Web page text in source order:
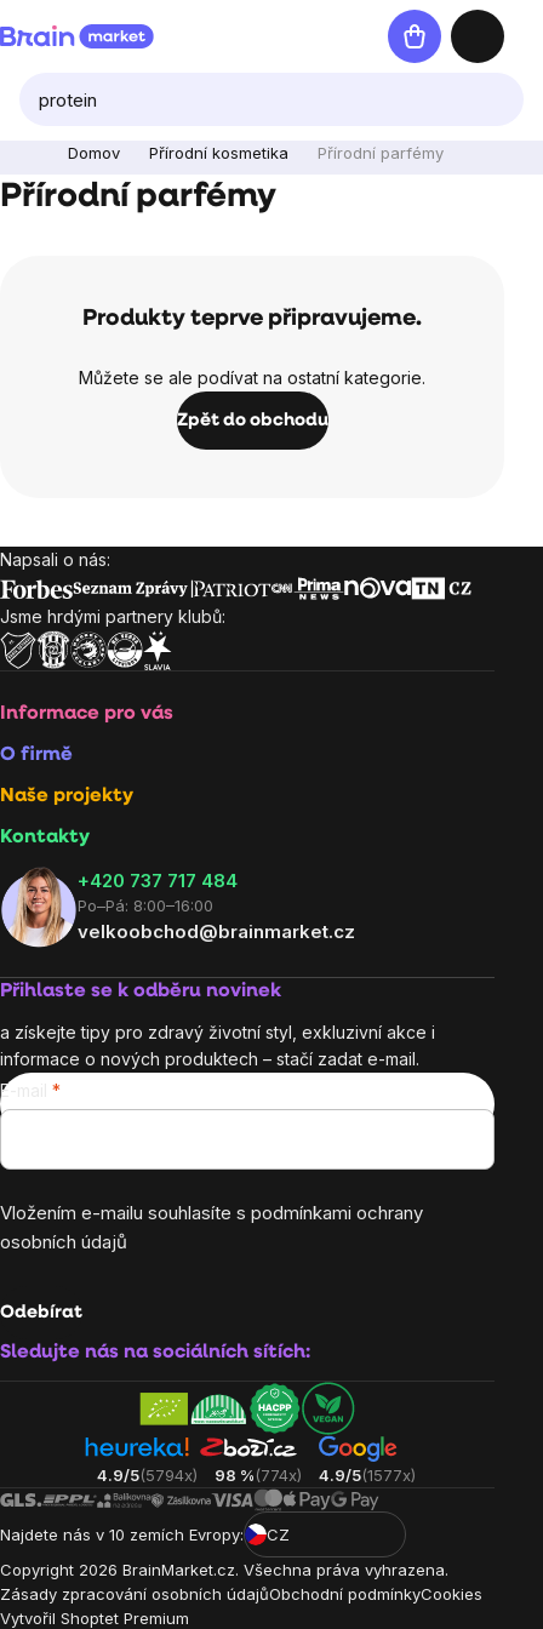
na
Nákupní
košík
Domov Přírodní kosmetika Přírodní parfémy
Přírodní parfémy
Produkty teprve připravujeme.
Můžete se ale podívat na ostatní kategorie.
Zpět do obchodu
Zápatí
Napsali o nás:
Jsme hrdými partnery klubů:
Informace pro vás
O firmě
Naše projekty
Kontakty
+420 737 717 484
Po–Pá: 8:00–16:00
velkoobchod@brainmarket.cz
Přihlaste se k odběru novinek
a získejte tipy pro zdravý životní styl, exkluzivní akce i
informace o nových produktech – stačí zadat e-mail.
E-mail
Vložením e-mailu souhlasíte s podmínkami ochrany
osobních údajů
Odebírat
Sledujte nás na sociálních sítích:
4.9/5(5794x) 98 %(774x) 4.9/5(1577x)
Najdete nás v 10 zemích Evropy:
CZ
Copyright 2026 BrainMarket.cz. Všechna práva vyhrazena.
Zásady zpracování osobních údajůObchodní podmínkyCookies
Vytvořil Shoptet Premium